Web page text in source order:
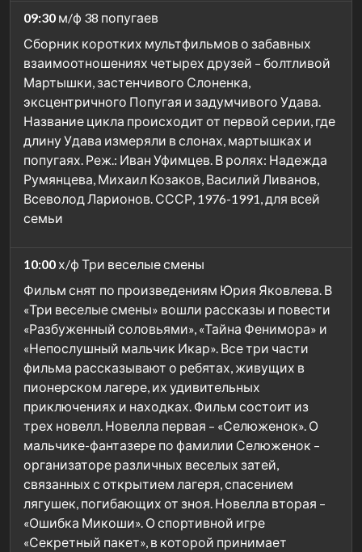
09:30 м/ф 38 попугаев
Сборник коротких мультфильмов о забавных
взаимоотношениях четырех друзей – болтливой
Мартышки, застенчивого Слоненка,
эксцентричного Попугая и задумчивого Удава.
Название цикла происходит от первой серии, где
длину Удава измеряли в слонах, мартышках и
попугаях. Реж.: Иван Уфимцев. В ролях: Надежда
Румянцева, Михаил Козаков, Василий Ливанов,
Всеволод Ларионов. СССР, 1976-1991, для всей
семьи
10:00 х/ф Три веселые смены
Фильм снят по произведениям Юрия Яковлева. В
«Три веселые смены» вошли рассказы и повести
«Разбуженный соловьями», «Тайна Фенимора» и
«Непослушный мальчик Икар». Все три части
фильма рассказывают о ребятах, живущих в
пионерском лагере, их удивительных
приключениях и находках. Фильм состоит из
трех новелл. Новелла первая – «Селюженок». О
мальчике-фантазере по фамилии Селюженок –
организаторе различных веселых затей,
связанных с открытием лагеря, спасением
лягушек, погибающих от зноя. Новелла вторая –
«Ошибка Микоши». О спортивной игре
«Секретный пакет», в которой принимает